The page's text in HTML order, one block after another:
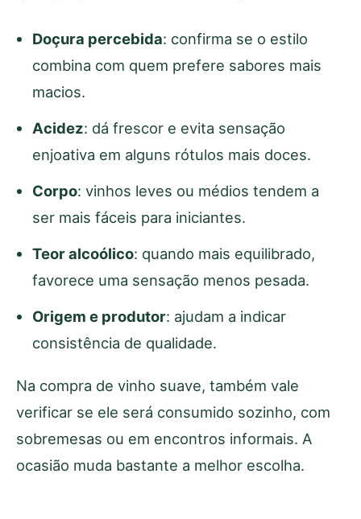
Doçura percebida: confirma se o estilo
combina com quem prefere sabores mais
macios.
Acidez: dá frescor e evita sensação
enjoativa em alguns rótulos mais doces.
Corpo: vinhos leves ou médios tendem a
ser mais fáceis para iniciantes.
Teor alcoólico: quando mais equilibrado,
favorece uma sensação menos pesada.
Origem e produtor: ajudam a indicar
consistência de qualidade.
Na compra de vinho suave, também vale
verificar se ele será consumido sozinho, com
sobremesas ou em encontros informais. A
ocasião muda bastante a melhor escolha.